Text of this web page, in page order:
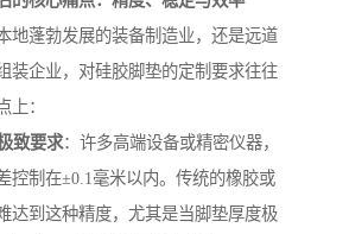
地蓬勃发展的装备制造业，还是远道
装企业，对硅胶脚垫的定制要求往往
上：
致要求：许多高端设备或精密仪器，
控制在±0.1毫米以内。传统的橡胶或
达到这种精度，尤其是当脚垫厚度极